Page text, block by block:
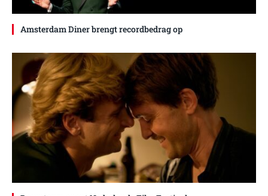
Amsterdam Diner brengt recordbedrag op